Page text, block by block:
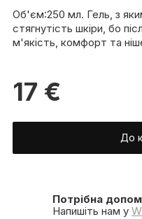
Об'єм:250 мл. Гель, з
стягнутість шкіри, бо
м'якість, комфорт та
17 €
До
Потрібна
Напишіть нам у